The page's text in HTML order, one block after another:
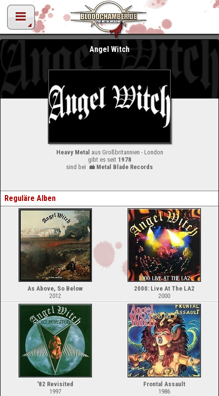
Angel Witch
Heavy Metal aus Großbritannien - London
gibt es seit 1978
sind bei
Metal Blade Records
Reguläre Alben
As Above, So Below
2012
2000: Live At The LA2
2000
'82 Revisited
1997
Frontal Assault
1986